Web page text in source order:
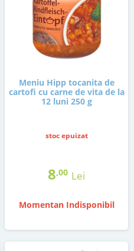
Meniu Hipp tocanita de
cartofi cu carne de vita de la
12 luni 250 g
stoc epuizat
8,00 Lei
Momentan Indisponibil